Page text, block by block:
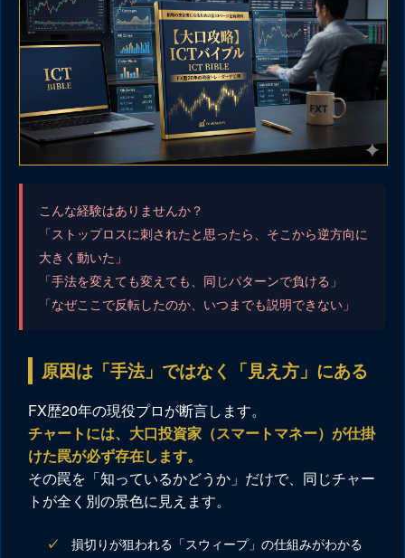
こんな経験はありませんか？
「ストップロスに刺されたと思ったら、そこから逆方向に
大きく動いた」
「手法を変えても変えても、同じパターンで負ける」
「なぜここで反転したのか、いつまでも説明できない」
原因は「手法」ではなく「見え方」にある
FX歴20年の現役プロが断言します。
チャートには、大口投資家（スマートマネー）が仕掛
けた罠が必ず存在します。
その罠を「知っているかどうか」だけで、同じチャー
トが全く別の景色に見えます。
損切りが狙われる「スウィープ」の仕組みがわかる